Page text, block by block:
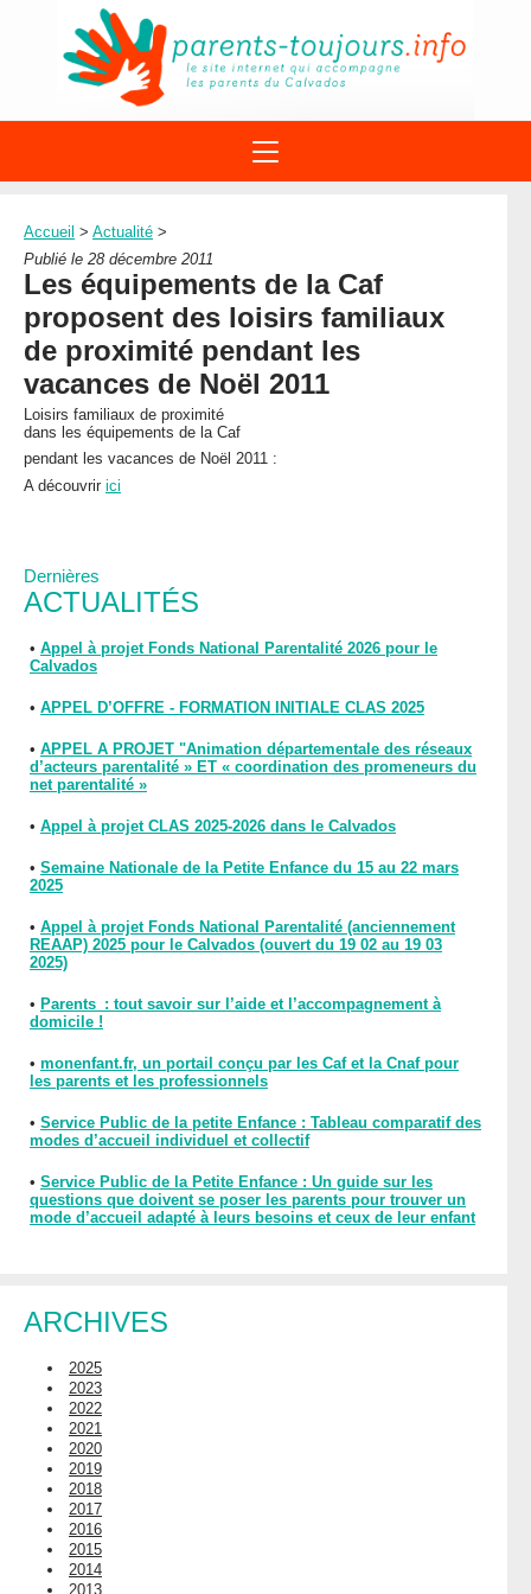
À PROPOS DU REAAP
1ÈRE VISITE
ACTUALITÉ
AGENDA
DISPOSITIFS PARENTALITÉ
SITES INTERNET
NUMÉROS VERTS
LEXIQUE
LETTRES D’INFO
MENTIONS LÉGALES
STRUCTURES
DOCUMENTS
FORMATIONS
Dernières
ACTUALITÉS
• Appel à projet Fonds National Parentalité 2026 pour le
Calvados
• APPEL D’OFFRE - FORMATION INITIALE CLAS 2025
• APPEL A PROJET "Animation départementale des réseaux
d’acteurs parentalité » ET « coordination des promeneurs du
net parentalité »
• Appel à projet CLAS 2025-2026 dans le Calvados
• Semaine Nationale de la Petite Enfance du 15 au 22 mars
2025
• Appel à projet Fonds National Parentalité (anciennement
REAAP) 2025 pour le Calvados (ouvert du 19 02 au 19 03
2025)
• Parents : tout savoir sur l’aide et l’accompagnement à
domicile !
• monenfant.fr, un portail conçu par les Caf et la Cnaf pour
les parents et les professionnels
• Service Public de la petite Enfance : Tableau comparatif des
modes d’accueil individuel et collectif
• Service Public de la Petite Enfance : Un guide sur les
questions que doivent se poser les parents pour trouver un
mode d’accueil adapté à leurs besoins et ceux de leur enfant
ARCHIVES
2025
2023
2022
2021
2020
2019
2018
2017
2016
2015
2014
2013
Accueil > Actualité >
Publié le 28 décembre 2011
Les équipements de la Caf
proposent des loisirs familiaux
de proximité pendant les
vacances de Noël 2011
Loisirs familiaux de proximité
dans les équipements de la Caf
pendant les vacances de Noël 2011 :
A découvrir ici